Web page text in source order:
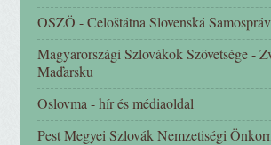
OSZÖ - Celoštátna Slovenská
Magyarországi Szlovákok Szövetsége -
Maďarsku
Oslovma - hír és médiaoldal
Pest Megyei Szlovák Nemzetiségi